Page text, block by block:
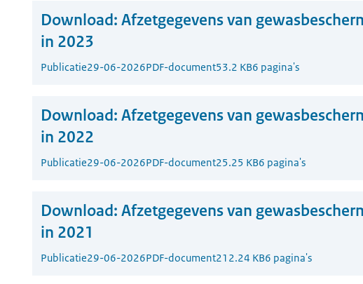
Download: Afzetgegevens van
in 2023
Publicatie29-06-2026PDF-document53.2 KB6 pagina's
Download: Afzetgegevens van
in 2022
Publicatie29-06-2026PDF-document25.25 KB6 pagina's
Download: Afzetgegevens van
in 2021
Publicatie29-06-2026PDF-document212.24 KB6 pagina's